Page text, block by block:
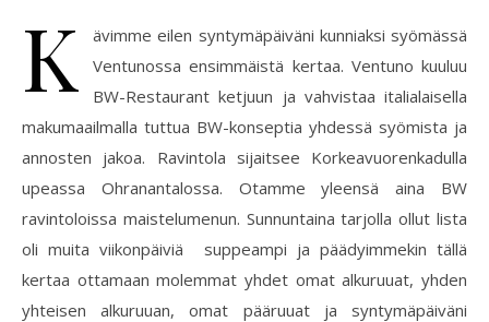
K
ävimme eilen syntymäpäiväni kunniaksi syömässä
Ventunossa ensimmäistä kertaa. Ventuno kuuluu
BW-Restaurant ketjuun ja vahvistaa italialaisella
makumaailmalla tuttua BW-konseptia yhdessä syömista ja
annosten jakoa. Ravintola sijaitsee Korkeavuorenkadulla
upeassa Ohranantalossa. Otamme yleensä aina BW
ravintoloissa maistelumenun. Sunnuntaina tarjolla ollut lista
oli muita viikonpäiviä suppeampi ja päädyimmekin tällä
kertaa ottamaan molemmat yhdet omat alkuruuat, yhden
yhteisen alkuruuan, omat pääruuat ja syntymäpäiväni